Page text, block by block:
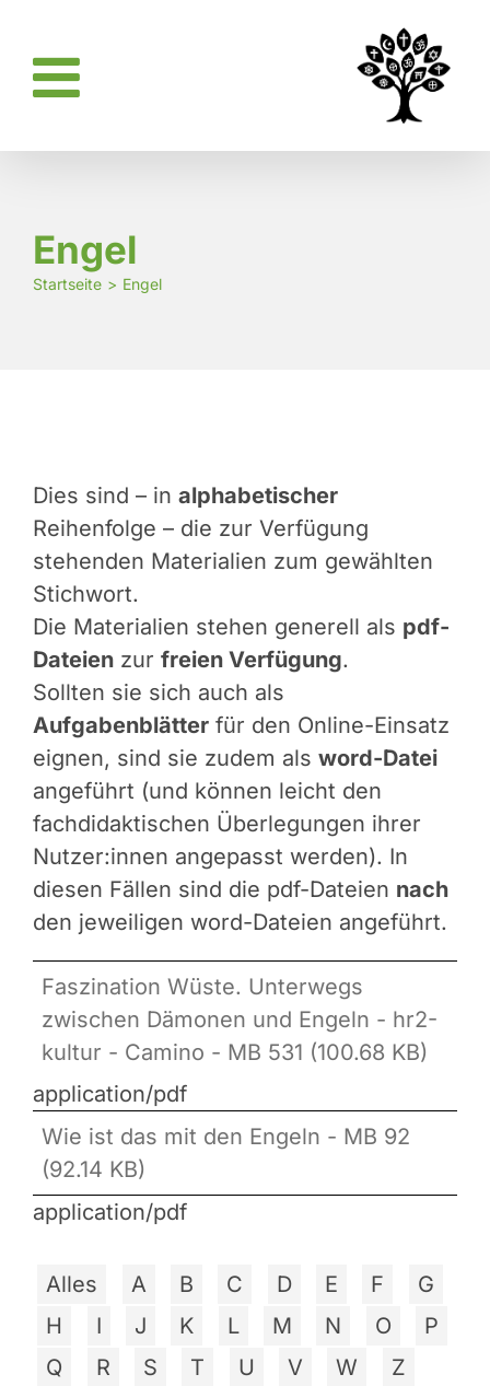
springen
Engel
Startseite Engel
Dies sind – in alphabetischer
Reihenfolge – die zur Verfügung
stehenden Materialien zum gewählten
Stichwort.
Die Materialien stehen generell als pdf-
Dateien zur freien Verfügung.
Sollten sie sich auch als
Aufgabenblätter für den Online-Einsatz
eignen, sind sie zudem als word-Datei
angeführt (und können leicht den
fachdidaktischen Überlegungen ihrer
Nutzer:innen angepasst werden). In
diesen Fällen sind die pdf-Dateien nach
den jeweiligen word-Dateien angeführt.
Faszination Wüste. Unterwegs
zwischen Dämonen und Engeln - hr2-
kultur - Camino - MB 531 (100.68 KB)
application/pdf
Wie ist das mit den Engeln - MB 92
(92.14 KB)
application/pdf
Alles A B C D E F
G
H
I J K L M N O
P
Q
R S T U V W Z